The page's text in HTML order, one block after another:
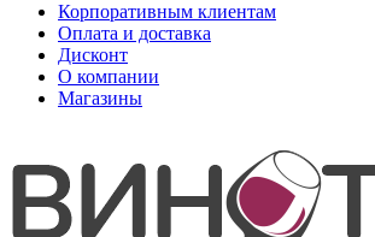
Корпоративным клиентам
Оплата и доставка
Дисконт
О компании
Магазины